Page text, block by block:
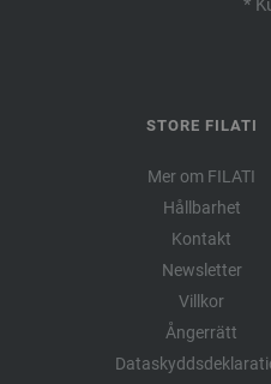
*
STORE FILATI
Mer om FILATI
Hållbarhet
Kontakt
Newsletter
Villkor
Ångerrätt